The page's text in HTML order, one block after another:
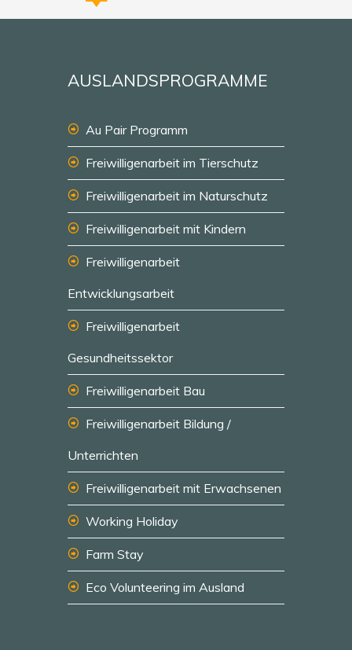
AUSLANDSPROGRAMME
Au Pair Programm
Freiwilligenarbeit im Tierschutz
Freiwilligenarbeit im Naturschutz
Freiwilligenarbeit mit Kindern
Freiwilligenarbeit
Entwicklungsarbeit
Freiwilligenarbeit
Gesundheitssektor
Freiwilligenarbeit Bau
Freiwilligenarbeit Bildung /
Unterrichten
Freiwilligenarbeit mit Erwachsenen
Working Holiday
Farm Stay
Eco Volunteering im Ausland